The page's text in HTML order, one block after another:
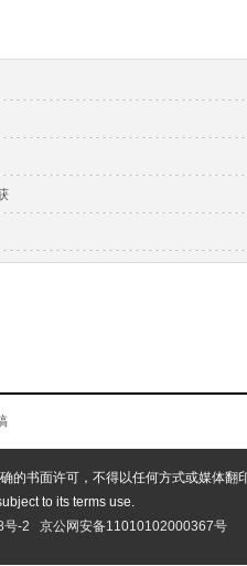
的书面许可，不得以任何方式或媒体翻
to its terms use.
号-2
京公网安备11010102000367号